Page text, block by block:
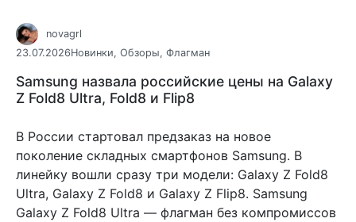
novagrl
23.07.2026Новинки, Обзоры, Флагман
Samsung назвала российские цены на Galaxy
Z Fold8 Ultra, Fold8 и Flip8
В России стартовал предзаказ на новое
поколение складных смартфонов Samsung. В
линейку вошли сразу три модели: Galaxy Z Fold8
Ultra, Galaxy Z Fold8 и Galaxy Z Flip8. Samsung
Galaxy Z Fold8 Ultra — флагман без компромиссов